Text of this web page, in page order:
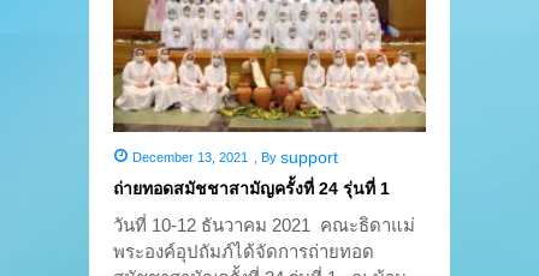
December 13, 2021 , By support
ถ่ายทอดสมัชชาสามัญครั้งที่ 24 รุ่นที่ 1
วันที่ 10-12 ธันวาคม 2021 คณะธิดาแม่
พระองค์อุปถัมภ์ได้จัดการถ่ายทอด